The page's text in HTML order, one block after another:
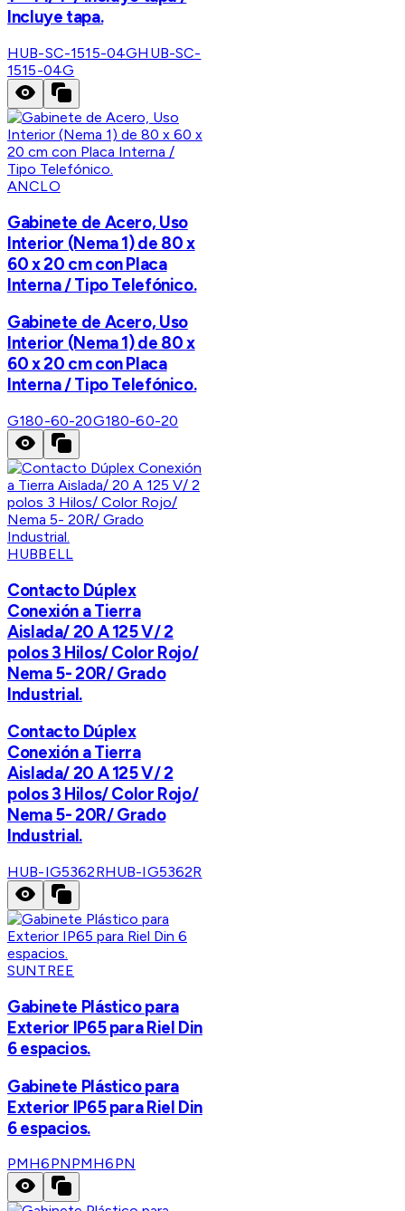
Incluye tapa.
HUB-SC-1515-04GHUB-SC-
1515-04G
ANCLO
Gabinete de Acero, Uso
Interior (Nema 1) de 80 x
60 x 20 cm con Placa
Interna / Tipo Telefónico.
Gabinete de Acero, Uso
Interior (Nema 1) de 80 x
60 x 20 cm con Placa
Interna / Tipo Telefónico.
G180-60-20G180-60-20
HUBBELL
Contacto Dúplex
Conexión a Tierra
Aislada/ 20 A 125 V/ 2
polos 3 Hilos/ Color Rojo/
Nema 5- 20R/ Grado
Industrial.
Contacto Dúplex
Conexión a Tierra
Aislada/ 20 A 125 V/ 2
polos 3 Hilos/ Color Rojo/
Nema 5- 20R/ Grado
Industrial.
HUB-IG5362RHUB-IG5362R
SUNTREE
Gabinete Plástico para
Exterior IP65 para Riel Din
6 espacios.
Gabinete Plástico para
Exterior IP65 para Riel Din
6 espacios.
PMH6PNPMH6PN